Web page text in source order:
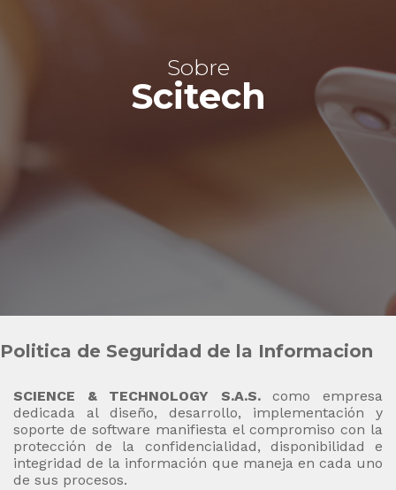
Politica de Seguridad de la Informacion
Sobre
Scitech
Politica de Seguridad de la Informacion
SCIENCE & TECHNOLOGY S.A.S.
como empresa
dedicada al diseño, desarrollo, implementación y
soporte de software manifiesta el compromiso con la
protección de la confidencialidad, disponibilidad e
integridad de la información que maneja en cada uno
de sus procesos.